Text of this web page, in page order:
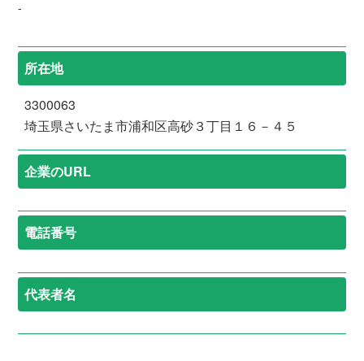
-
所在地
3300063
埼玉県さいたま市浦和区高砂３丁目１６－４５
企業のURL
電話番号
代表者名